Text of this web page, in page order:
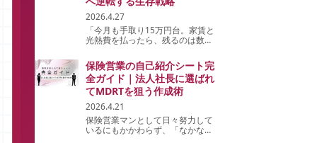
2026.4.27
「今月も手取り15万円台。家賃と
光熱費を払ったら、残るのは数万
ずが、気づけば貯金は底を突き、
自己契約の引き落としで通帳は赤
信号。 同じような状...
保険営業の自己紹介シート完
全ガイド｜法人社長に選ばれ
てMDRTを狙う作成術
2026.4.21
保険営業マンとして日々努力して
いるにもかかわらず、「なかなか